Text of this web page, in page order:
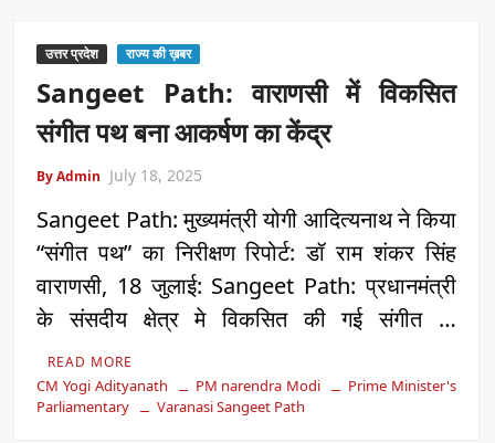
उत्तर प्रदेश राज्य की ख़बर
Sangeet Path: वाराणसी में विकसित
संगीत पथ बना आकर्षण का केंद्र
By Admin July 18, 2025
Sangeet Path: मुख्यमंत्री योगी आदित्यनाथ ने किया
“संगीत पथ” का निरीक्षण रिपोर्ट: डॉ राम शंकर सिंह
वाराणसी, 18 जुलाई: Sangeet Path: प्रधानमंत्री
के संसदीय क्षेत्र मे विकसित की गई संगीत …
READ MORE
CM Yogi Adityanath PM narendra Modi
Prime Minister's
Parliamentary
Varanasi Sangeet Path